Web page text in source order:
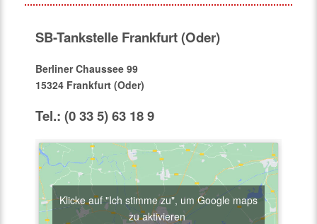
SB-Tankstelle Frankfurt (Oder)
Berliner Chaussee 99
15324 Frankfurt (Oder)
Tel.: (0 33 5) 63 18 9
Klicke auf "Ich stimme zu", um Google maps
zu aktivieren